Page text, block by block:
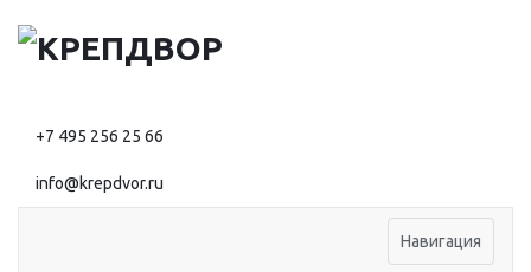
+7 495 256 25 66
info@krepdvor.ru
Навигация